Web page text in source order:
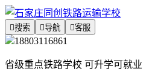
搜索 导航 客服
18803116861
省级重点铁路学校 可升学可就业